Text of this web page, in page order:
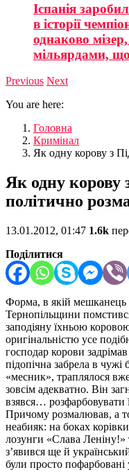
Іспанія
в історії
однаково
мільярдами,
Previous Next
You are here:
Головна
Кримінал
Як одну корову з
Як одну корову
політично
13.01.2012, 01:47 1.6k
Поділитися
Форма, в якій мешканець
Тернопільщини
заподіяну їхньою
оригінальністю усе
господар корови
підопічна забрела в
«месник», траплялося
зовсім адекватно. Він
взявся…
Причому розмалював, а
неабияк: на боках
лозунги «Слава
з’явився ще й
були просто